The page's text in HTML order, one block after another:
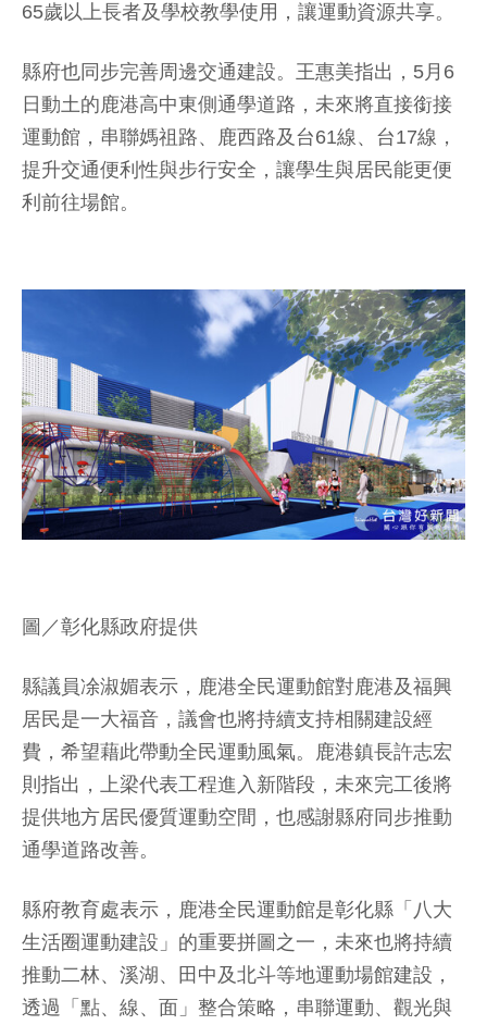
65歲以上長者及學校教學使用，讓運動資源共享。
縣府也同步完善周邊交通建設。王惠美指出，5月6
日動土的鹿港高中東側通學道路，未來將直接銜接
運動館，串聯媽祖路、鹿西路及台61線、台17線，
提升交通便利性與步行安全，讓學生與居民能更便
利前往場館。
圖／彰化縣政府提供
縣議員凃淑媚表示，鹿港全民運動館對鹿港及福興
居民是一大福音，議會也將持續支持相關建設經
費，希望藉此帶動全民運動風氣。鹿港鎮長許志宏
則指出，上梁代表工程進入新階段，未來完工後將
提供地方居民優質運動空間，也感謝縣府同步推動
通學道路改善。
縣府教育處表示，鹿港全民運動館是彰化縣「八大
生活圈運動建設」的重要拼圖之一，未來也將持續
推動二林、溪湖、田中及北斗等地運動場館建設，
透過「點、線、面」整合策略，串聯運動、觀光與